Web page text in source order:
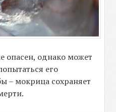
опасен, однако может
его
– мокрица сохраняет